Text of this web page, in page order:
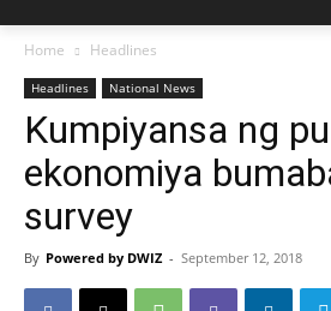
Home Headlines
Headlines National News
Kumpiyansa ng
ekonomiya
survey
By Powered by DWIZ - September 12, 2018